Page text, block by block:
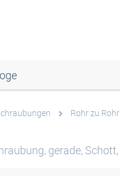
Rohr zu Rohr
gerade,